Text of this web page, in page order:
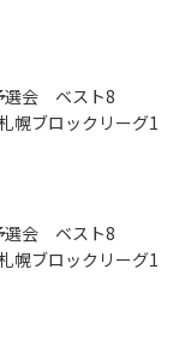
選会 ベスト8
幌ブロックリーグ1
選会 ベスト8
幌ブロックリーグ1